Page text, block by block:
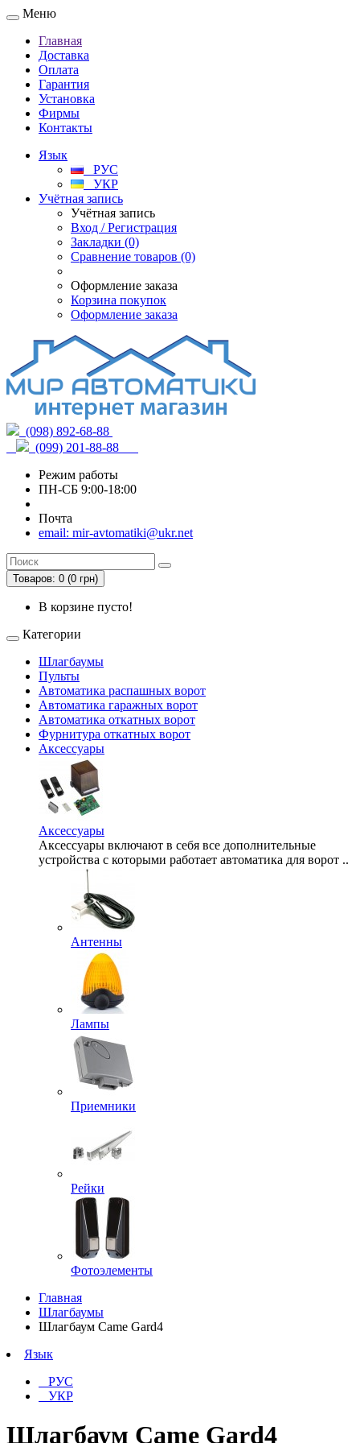
Меню
Главная
Доставка
Оплата
Гарантия
Установка
Фирмы
Контакты
Язык
РУС
УКР
Учётная запись
Учётная запись
Вход / Регистрация
Закладки (0)
Сравнение товаров (0)
Оформление заказа
Корзина покупок
Оформление заказа
(098) 892-68-88
(099) 201-88-88
Режим работы
ПН-СБ 9:00-18:00
Почта
email: mir-avtomatiki@ukr.net
Товаров: 0 (0 грн)
В корзине пусто!
Категории
Шлагбаумы
Пульты
Автоматика распашных ворот
Автоматика гаражных ворот
Автоматика откатных ворот
Фурнитура откатных ворот
Аксессуары
Аксессуары
Аксессуары включают в себя все дополнительные
устройства с которыми работает автоматика для ворот ..
Антенны
Лампы
Приемники
Рейки
Фотоэлементы
Главная
Шлагбаумы
Шлагбаум Came Gard4
Язык
РУС
УКР
Шлагбаум Came Gard4